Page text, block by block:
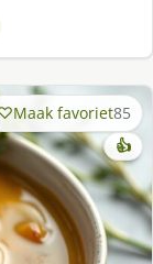
Maak favoriet85
👍